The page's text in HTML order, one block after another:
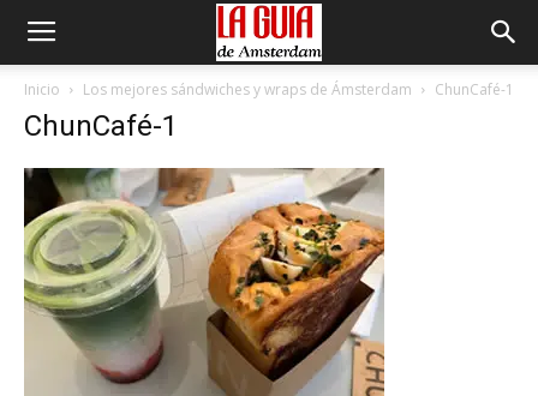
Inicio Los mejores sándwiches y wraps de Ámsterdam ChunCafé-1
ChunCafé-1